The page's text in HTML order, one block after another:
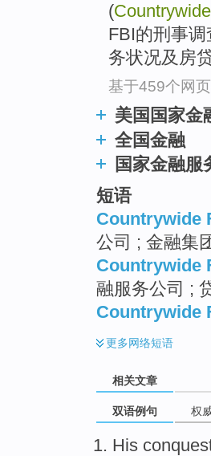
(
FBI的刑事
务状况及房
基于459个网页
美国国家金
全国金融
国家金融服
短语
Countrywide
公司 ; 金融集
Countrywide
融服务公司 ;
Countrywide
更多网络短语
相关文章
双语例句 权
His